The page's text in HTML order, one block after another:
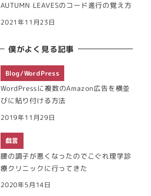
AUTUMN LEAVESのコード進行の覚え方
2021年11月23日
僕がよく見る記事
Blog/WordPress
WordPressに複数のAmazon広告を横並
びに貼り付ける方法
2019年11月29日
戯言
腰の調子が悪くなったのでこぐれ理学診
療クリニックに行ってきた
2020年5月14日